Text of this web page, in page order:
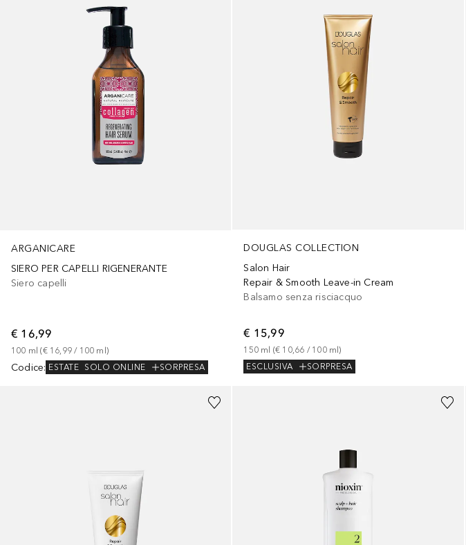
ARGANICARE
SIERO PER CAPELLI RIGENERANTE
Siero capelli
€ 16,99
100 ml (€ 16,99 / 100 ml)
Codice: ESTATE SOLO ONLINE SORPRESA
DOUGLAS COLLECTION
Salon Hair
Repair & Smooth Leave-in Cream
Balsamo senza risciacquo
€ 15,99
150 ml (€ 10,66 / 100 ml)
ESCLUSIVA
SORPRESA